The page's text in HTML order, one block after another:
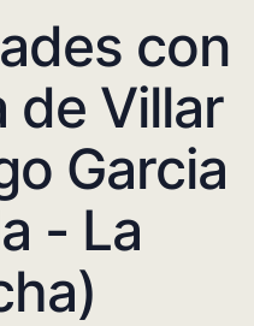
con
de Villar
Garcia
- La